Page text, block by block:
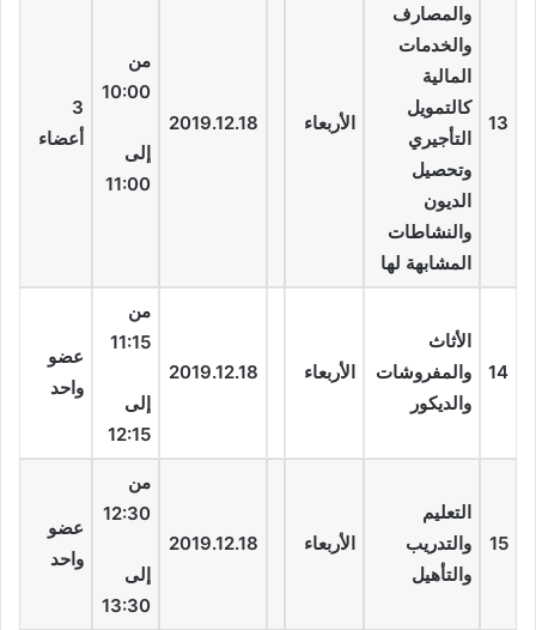
13
والمصارف
والخدمات
المالية
كالتمويل
التأجيري
وتحصيل
الديون
والنشاطات
المشابهة لها
الأربعاء 2019.12.18
من
10:00
إلى
11:00
3
أعضاء
14
الأثاث
والمفروشات
والديكور
الأربعاء 2019.12.18
من
11:15
إلى
12:15
عضو
واحد
15
التعليم
والتدريب
والتأهيل
الأربعاء 2019.12.18
من
12:30
إلى
13:30
عضو
واحد